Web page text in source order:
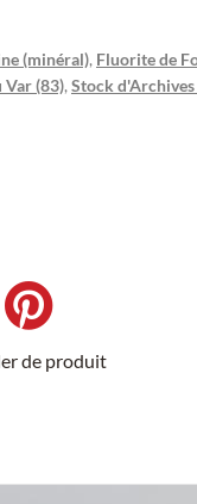
(minéral), Fluorite de
(83), Stock
de produit